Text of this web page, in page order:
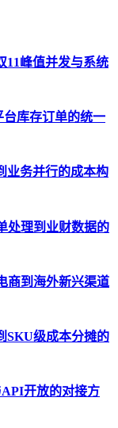
11峰值并发与系统
库存订单的统一
业务并行的成本构
处理到业财数据的
商到海外新兴渠道
SKU级成本分摊的
开放的对接方